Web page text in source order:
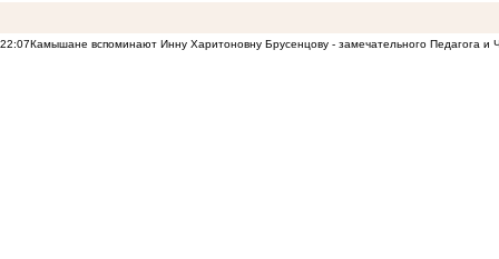
22:07Камышане вспоминают Инну Харитоновну Брусенцову - замечательного Педагога и